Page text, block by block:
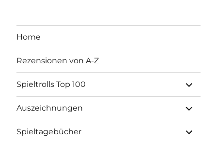
Home
Rezensionen von A-Z
Spieltrolls Top 100
öffnen
Auszeichnungen
öffnen
Spieltagebücher
öffnen